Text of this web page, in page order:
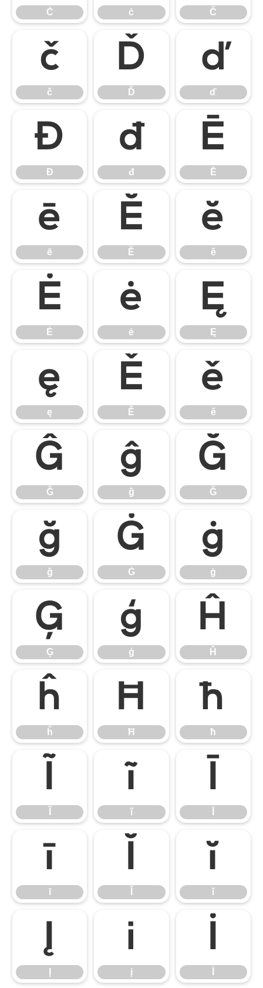
Ċ ċ Č
č
č
Ď
Ď
ď
ď
Đ
Đ
đ
đ
Ē
Ē
ē
ē
Ĕ
Ĕ
ĕ
ĕ
Ė
Ė
ė
ė
Ę
Ę
ę
ę
Ě
Ě
ě
ě
Ĝ
Ĝ
ĝ
ĝ
Ğ
Ğ
ğ
ğ
Ġ
Ġ
ġ
ġ
Ģ
Ģ
ģ
ģ
Ĥ
Ĥ
ĥ
ĥ
Ħ
Ħ
ħ
ħ
Ĩ ĩ
ĩ
Ī
ī
ī
Ĭ ĭ
ĭ
Į į
į
İ